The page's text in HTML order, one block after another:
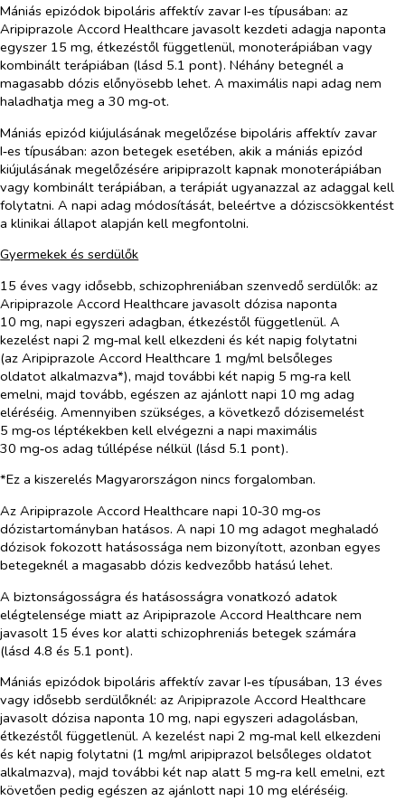
Mániás epizódok bipoláris affektív zavar I‑es típusában:az
Aripiprazole Accord Healthcare javasolt kezdeti adagja naponta
egyszer 15 mg, étkezéstől függetlenül, monoterápiában vagy
kombinált terápiában (lásd 5.1 pont). Néhány betegnél a
magasabb dózis előnyösebb lehet. A maximális napi adag nem
haladhatja meg a 30 mg‑ot.
Mániás epizód kiújulásának megelőzése bipoláris affektív zavar
I‑es típusában:azon betegek esetében, akik a mániás epizód
kiújulásának megelőzésére aripiprazolt kapnak monoterápiában
vagy kombinált terápiában, a terápiát ugyanazzal az adaggal kell
folytatni. A napi adag módosítását, beleértve a dóziscsökkentést
a klinikai állapot alapján kell megfontolni.
Gyermekek és serdülők
15 éves vagy idősebb, schizophreniában szenvedő serdülők: az
Aripiprazole Accord Healthcare javasolt dózisa naponta
10 mg, napi egyszeri adagban, étkezéstől függetlenül. A
kezelést napi 2 mg‑mal kell elkezdeni és két napig folytatni
(az Aripiprazole Accord Healthcare 1 mg/ml belsőleges
oldatot alkalmazva*), majd további két napig 5 mg‑ra kell
emelni, majd tovább, egészen az ajánlott napi 10 mg adag
eléréséig. Amennyiben szükséges, a következő dózisemelést
5 mg‑os léptékekben kell elvégezni a napi maximális
30 mg‑os adag túllépése nélkül (lásd 5.1 pont).
*Ez a kiszerelés Magyarországon nincs forgalomban.
Az Aripiprazole Accord Healthcare napi 10‑30 mg‑os
dózistartományban hatásos. A napi 10 mg adagot meghaladó
dózisok fokozott hatásossága nem bizonyított, azonban egyes
betegeknél a magasabb dózis kedvezőbb hatású lehet.
A biztonságosságra és hatásosságra vonatkozó adatok
elégtelensége miatt az Aripiprazole Accord Healthcare nem
javasolt 15 éves kor alatti schizophreniás betegek számára
(lásd 4.8 és 5.1 pont).
Mániás epizódok bipoláris affektív zavar I‑es típusában, 13 éves
vagy idősebb serdülőknél: az Aripiprazole Accord Healthcare
javasolt dózisa naponta 10 mg, napi egyszeri adagolásban,
étkezéstől függetlenül. A kezelést napi 2 mg‑mal kell elkezdeni
és két napig folytatni (1 mg/ml aripiprazol belsőleges oldatot
alkalmazva), majd további két nap alatt 5 mg‑ra kell emelni, ezt
követően pedig egészen az ajánlott napi 10 mg eléréséig.